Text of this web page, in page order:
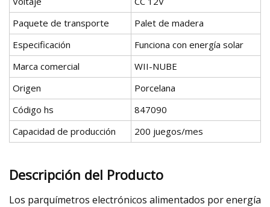
Paquete de transporte
Palet de madera
Especificación
Funciona con energía solar
Marca comercial
WII-NUBE
Origen
Porcelana
Código hs
847090
Capacidad de producción
200 juegos/mes
Descripción del Producto
Los parquímetros electrónicos alimentados por energía